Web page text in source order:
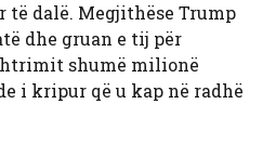
të dalë. Megjithëse Trump
dhe gruan e tij për
shumë milionë
i kripur që u kap në radhë